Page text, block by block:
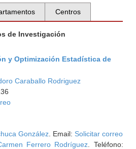
Centros
de Investigación
y Optimización Estadística de
Caraballo Rodriguez
González. Email: Solicitar correo
Ferrero Rodríguez . Teléfono: